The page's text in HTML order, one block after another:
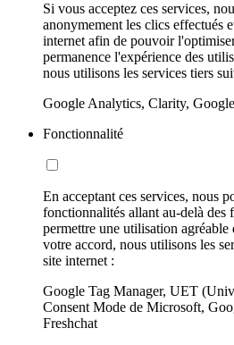
Si vous acceptez ces services,
anonymement les clics effectués
internet afin de pouvoir
permanence l'expérience des
nous utilisons les services tiers
Google Analytics, Clarity,
Fonctionnalité
En acceptant ces services, nous
fonctionnalités allant au-delà des
permettre une utilisation
votre accord, nous utilisons les
site internet :
Google Tag Manager, UET
Consent Mode de Microsoft,
Freshchat